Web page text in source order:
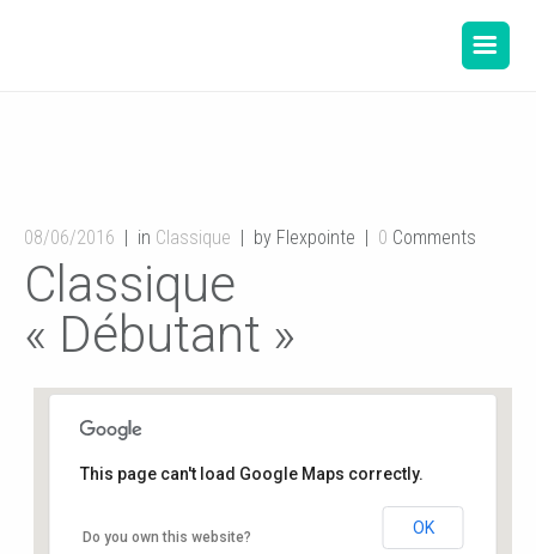
08/06/2016 in Classique by Flexpointe 0 Comments
Classique
« Débutant »
Salle de danse de la Mairie
12, rue de l'hôtel de ville - Buxerolles
This page can't load Google Maps correctly.
Do you own this website?
OK